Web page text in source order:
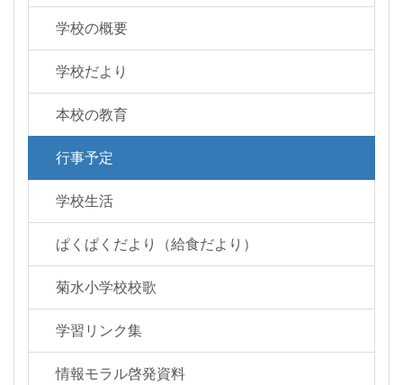
学校の概要
学校だより
本校の教育
行事予定
学校生活
ぱくぱくだより（給食だより）
菊水小学校校歌
学習リンク集
情報モラル啓発資料